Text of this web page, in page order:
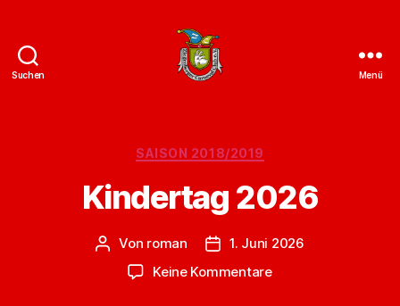
Suchen Menü
Kategorien
SAISON 2018/2019
Kindertag 2026
Beitragsautor
Von roman Veröffentlichungsdatum
1. Juni 2026
Keine Kommentarezu